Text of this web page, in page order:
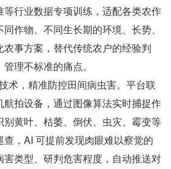
行业数据专项训练，适配各类农作
作物、不同生长期的环境、长势、
事方案，替代传统农户的经验判
理不标准的痛点。
术，精准防控田间病虫害。平台联
拍设备，通过图像算法实时捕捉作
黄叶、枯萎、倒伏、虫灾、霉变等
，AI 可提前发现肉眼难以察觉的
类型、研判危害程度，自动推送对